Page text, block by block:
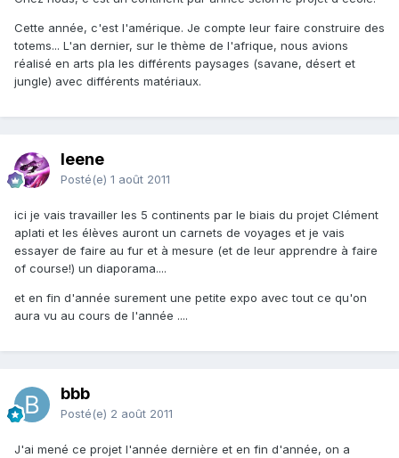
Cette année, c'est l'amérique. Je compte leur faire construire des
totems... L'an dernier, sur le thème de l'afrique, nous avions
réalisé en arts pla les différents paysages (savane, désert et
jungle) avec différents matériaux.
leene
Posté(e) 1 août 2011
ici je vais travailler les 5 continents par le biais du projet Clément
aplati et les élèves auront un carnets de voyages et je vais
essayer de faire au fur et à mesure (et de leur apprendre à faire
of course!) un diaporama....
et en fin d'année surement une petite expo avec tout ce qu'on
aura vu au cours de l'année ....
bbb
Posté(e) 2 août 2011
J'ai mené ce projet l'année dernière et en fin d'année, on a